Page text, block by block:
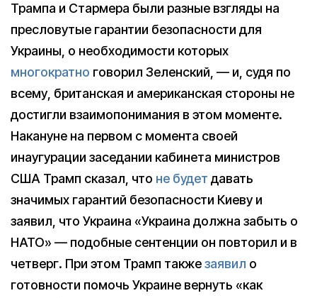
Трампа и Стармера были разные взгляды на
пресловутые гарантии безопасности для
Украины, о необходимости которых
многократно говорил Зеленский, — и, судя по
всему, британская и американская стороны не
достигли взаимопонимания в этом моменте.
Накануне на первом с момента своей
инаугурации заседании кабинета министров
США Трамп сказал, что не будет давать
значимых гарантий безопасности Киеву и
заявил, что Украина «Украина должна забыть о
НАТО» — подобные сентенции он повторил и в
четверг. При этом Трамп такжезаявил о
готовности помочь Украине вернуть «как